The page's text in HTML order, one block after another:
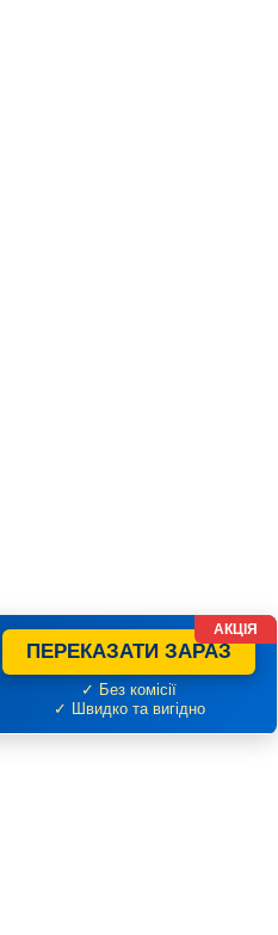
ПЕРЕКАЗАТИ ЗАРАЗ
✓ Без комісії
✓ Швидко та вигідно
АКЦІЯ